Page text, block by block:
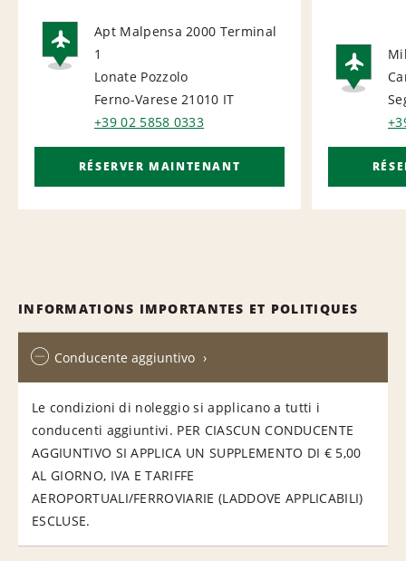
AIRPORT
Apt Malpensa 2000 Terminal
1
Lonate Pozzolo
Ferno-Varese 21010 IT
+39 02 5858 0333
RÉSERVER MAINTENANT
INFORMATIONS IMPORTANTES ET POLITIQUES
Conducente aggiuntivo
Le condizioni di noleggio si applicano a tutti i
conducenti aggiuntivi. PER CIASCUN CONDUCENTE
AGGIUNTIVO SI APPLICA UN SUPPLEMENTO DI € 5,00
AL GIORNO, IVA E TARIFFE
AEROPORTUALI/FERROVIARIE (LADDOVE APPLICABILI)
ESCLUSE.